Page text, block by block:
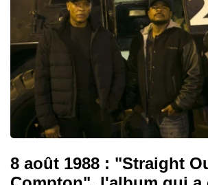
8 août 1988 : "Straight